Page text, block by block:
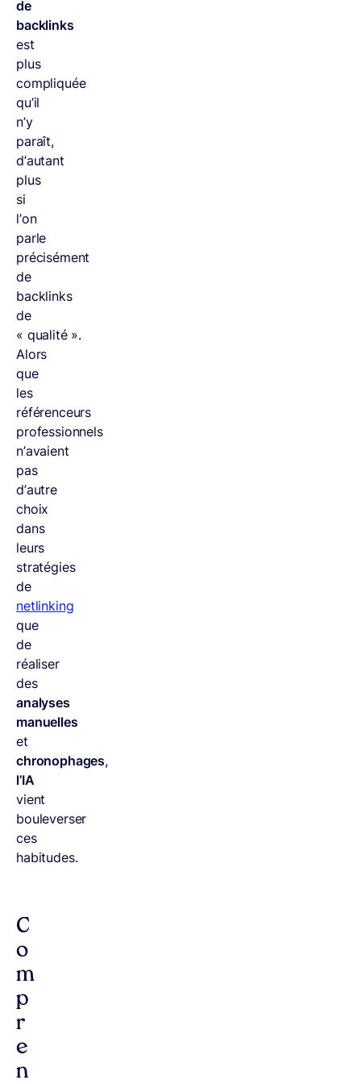
de
backlinks
est
plus
compliquée
qu’il
n’y
paraît,
d’autant
plus
si
l’on
parle
précisément
de
backlinks
de
« qualité ».
Alors
que
les
référenceurs
professionnels
n’avaient
pas
d’autre
choix
dans
leurs
stratégies
de
netlinking
que
de
réaliser
des
analyses
manuelles
et
chronophages,
l’IA
vient
bouleverser
ces
habitudes.
C
o
m
p
r
e
n